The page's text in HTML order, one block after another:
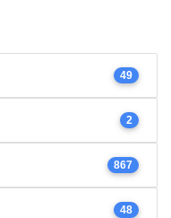
49
2
867
48